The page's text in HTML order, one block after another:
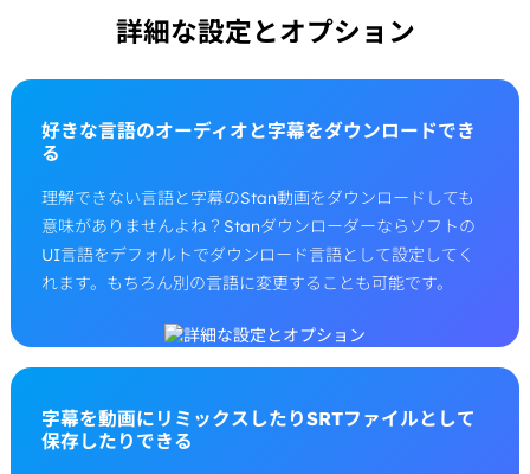
詳細な設定とオプション
好きな言語のオーディオと字幕をダウンロードでき
る
理解できない言語と字幕のStan動画をダウンロードしても
意味がありませんよね？Stanダウンローダーならソフトの
UI言語をデフォルトでダウンロード言語として設定してく
れます。もちろん別の言語に変更することも可能です。
字幕を動画にリミックスしたりSRTファイルとして
保存したりできる